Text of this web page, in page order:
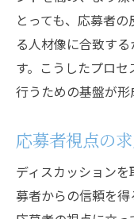
とっても、応募者
る人材像に合致す
す。こうしたプロ
行うための基盤が形
応募者視点の
ディスカッション
募者からの信頼を得